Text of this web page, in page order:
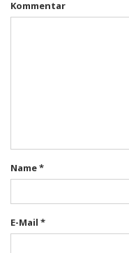
Kommentar
Name*
E-Mail *